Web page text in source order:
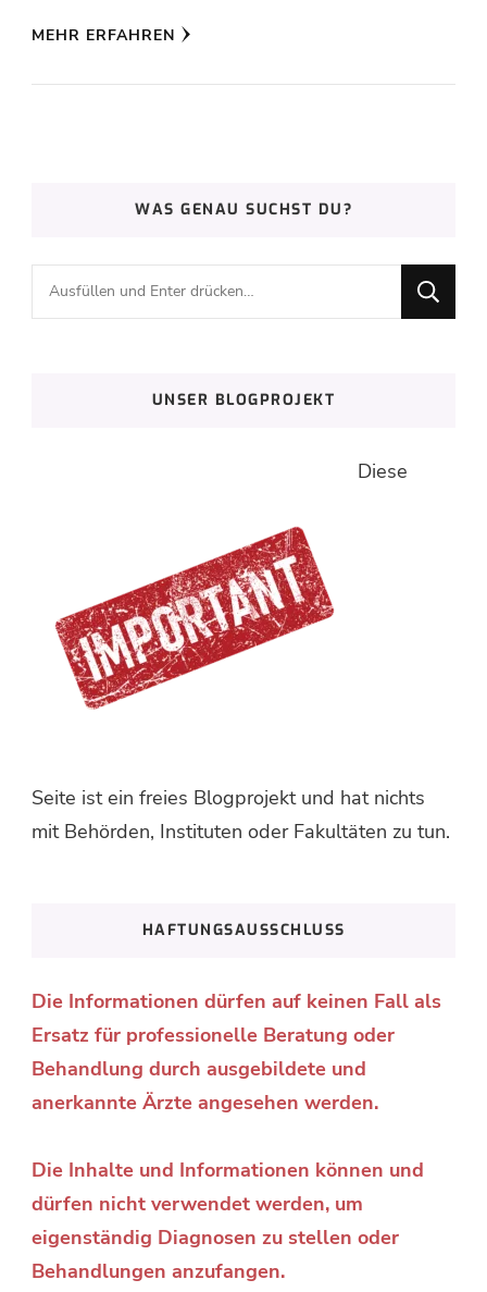
MEHR ERFAHREN
WAS GENAU SUCHST DU?
Suchst
du
UNSER BLOGPROJEKT
Diese
Seite ist ein freies Blogprojekt und hat nichts
mit Behörden, Instituten oder Fakultäten zu tun.
HAFTUNGSAUSSCHLUSS
Die Informationen dürfen auf keinen Fall als
Ersatz für professionelle Beratung oder
Behandlung durch ausgebildete und
anerkannte Ärzte angesehen werden.
Die Inhalte und Informationen können und
dürfen nicht verwendet werden, um
eigenständig Diagnosen zu stellen oder
Behandlungen anzufangen.